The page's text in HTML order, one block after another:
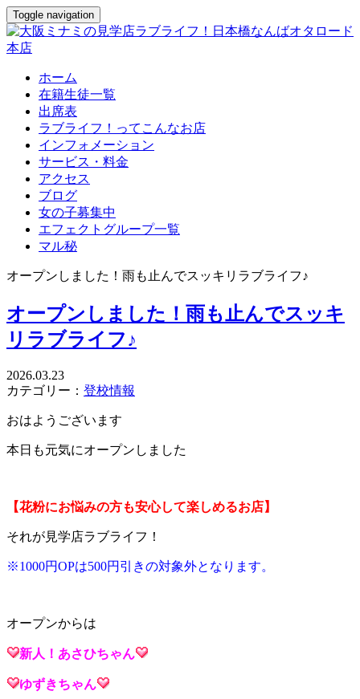
Toggle navigation
ホーム
在籍生徒一覧
出席表
ラブライフ！ってこんなお店
インフォメーション
サービス・料金
アクセス
ブログ
女の子募集中
エフェクトグループ一覧
マル秘
オープンしました！雨も止んでスッキリラブライフ♪
オープンしました！雨も止んでスッキ
リラブライフ♪
2026.03.23
カテゴリー： 登校情報
おはようございます
本日も元気にオープンしました
【花粉にお悩みの方も安心して楽しめるお店】
それが見学店ラブライフ！
※1000円OPは500円引きの対象外となります。
オープンからは
新人！あさひちゃん
ゆずきちゃん